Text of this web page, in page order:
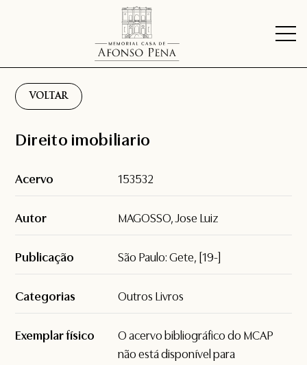
VOLTAR
Direito imobiliario
Acervo 153532
Autor MAGOSSO, Jose Luiz
Publicação São Paulo: Gete, [19-]
Categorias Outros Livros
Exemplar físico
O acervo bibliográfico do MCAP
não está disponível para